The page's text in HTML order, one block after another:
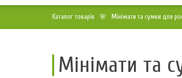
Каталог товарів Мінімати та сумки для
Мінімати та